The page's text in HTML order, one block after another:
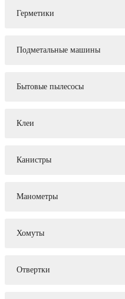
Герметики
Подметальные машины
Бытовые пылесосы
Клеи
Канистры
Манометры
Хомуты
Отвертки